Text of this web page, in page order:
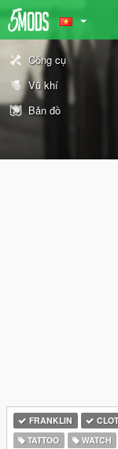
Công cụ
Vũ khí
Bản đồ
FRANKLIN
TATTOO
WATCH